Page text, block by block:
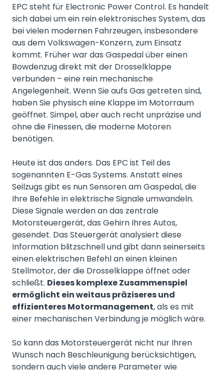
EPC steht für Electronic Power Control. Es handelt
sich dabei um ein rein elektronisches System, das
bei vielen modernen Fahrzeugen, insbesondere
aus dem Volkswagen-Konzern, zum Einsatz
kommt. Früher war das Gaspedal über einen
Bowdenzug direkt mit der Drosselklappe
verbunden – eine rein mechanische
Angelegenheit. Wenn Sie aufs Gas getreten sind,
haben Sie physisch eine Klappe im Motorraum
geöffnet. Simpel, aber auch recht unpräzise und
ohne die Finessen, die moderne Motoren
benötigen.
Heute ist das anders. Das EPC ist Teil des
sogenannten E-Gas Systems. Anstatt eines
Seilzugs gibt es nun Sensoren am Gaspedal, die
Ihre Befehle in elektrische Signale umwandeln.
Diese Signale werden an das zentrale
Motorsteuergerät, das Gehirn Ihres Autos,
gesendet. Das Steuergerät analysiert diese
Information blitzschnell und gibt dann seinerseits
einen elektrischen Befehl an einen kleinen
Stellmotor, der die Drosselklappe öffnet oder
schließt. Dieses komplexe Zusammenspiel
ermöglicht ein weitaus präziseres und
effizienteres Motormanagement, als es mit
einer mechanischen Verbindung je möglich wäre.
So kann das Motorsteuergerät nicht nur Ihren
Wunsch nach Beschleunigung berücksichtigen,
sondern auch viele andere Parameter wie